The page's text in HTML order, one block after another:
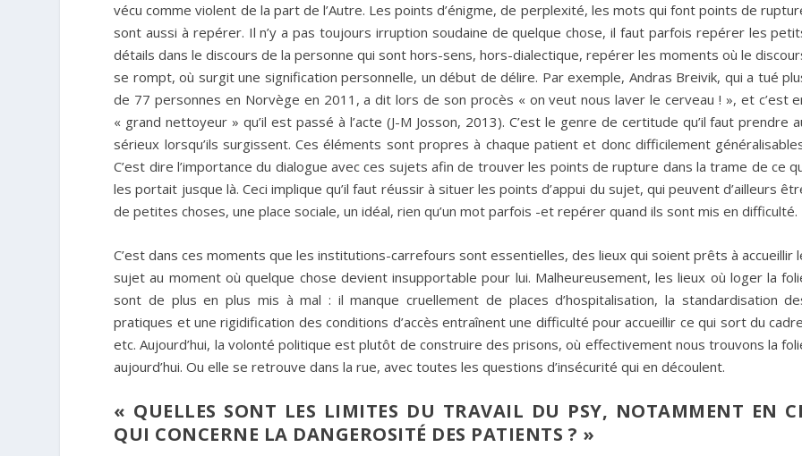
vécu comme violent de la part de l’Autre. Les points d’énigme, de perplexité, les mots qui font points de
sont aussi à repérer. Il n’y a pas toujours irruption soudaine de quelque chose, il faut parfois repérer les
détails dans le discours de la personne qui sont hors-sens, hors-dialectique, repérer les moments où le
se rompt, où surgit une signification personnelle, un début de délire. Par exemple, Andras Breivik, qui a tué
de 77 personnes en Norvège en 2011, a dit lors de son procès « on veut nous laver le cerveau ! », et c’est
« grand nettoyeur » qu’il est passé à l’acte (J-M Josson, 2013). C’est le genre de certitude qu’il faut prendre
sérieux lorsqu’ils surgissent. Ces éléments sont propres à chaque patient et donc difficilement
C’est dire l’importance du dialogue avec ces sujets afin de trouver les points de rupture dans la trame de ce
les portait jusque là. Ceci implique qu’il faut réussir à situer les points d’appui du sujet, qui peuvent d’ailleurs
de petites choses, une place sociale, un idéal, rien qu’un mot parfois -et repérer quand ils sont mis en difficulté.
C’est dans ces moments que les institutions-carrefours sont essentielles, des lieux qui soient prêts à accueillir
sujet au moment où quelque chose devient insupportable pour lui. Malheureusement, les lieux où loger la
sont de plus en plus mis à mal : il manque cruellement de places d’hospitalisation, la standardisation
pratiques et une rigidification des conditions d’accès entraînent une difficulté pour accueillir ce qui sort du
etc. Aujourd’hui, la volonté politique est plutôt de construire des prisons, où effectivement nous trouvons la
aujourd’hui. Ou elle se retrouve dans la rue, avec toutes les questions d’insécurité qui en découlent.
« QUELLES SONT LES LIMITES DU TRAVAIL DU PSY, NOTAMMENT EN
QUI CONCERNE LA DANGEROSITÉ DES PATIENTS ? »